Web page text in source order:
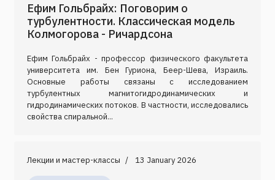
Ефим Гольбрайх: Поговорим о
турбулентности. Классическая модель
Колмогорова - Ричардсона
Ефим Гольбрайх - профессор физического факультета
университета им. Бен Гуриона, Беер-Шева, Израиль.
Основные работы связаны с исследованием
турбулентных магнитогидродинамических и
гидродинамических потоков. В частности, исследовались
свойства спиральной...
Лекции и мастер-классы 13 January 2026